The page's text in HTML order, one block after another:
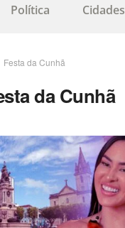
Política Cidades
Festa da Cunhã
da Cunhã